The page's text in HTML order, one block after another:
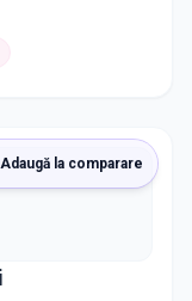
Adaugă la comparare